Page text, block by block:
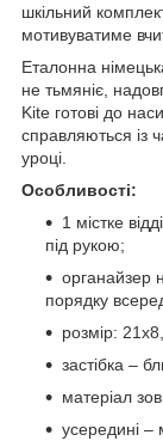
шкільний
мотивуватиме
Еталонна
не тьмяніє,
Kite готові до
справляються із
уроці.
Особливості:
1 містке
під рукою;
органайзер
порядку
розмір:
застібка –
матеріал
усередині –